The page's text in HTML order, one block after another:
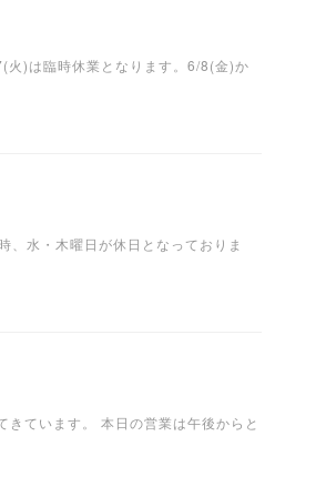
火)は臨時休業となります。6/8(金)か
水・木曜日が休日となっておりま
ています。 本日の営業は午後からと